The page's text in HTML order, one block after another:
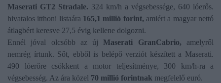
Maserati GT2 Stradale. 324 km/h a végsebessége, 640 lóerős.
hivatalos itthoni listaára 165,1 millió forint, amiért a magyar nettó
átlagbért keresve 27,5 évig kellene dolgozni.
Ennél jóval olcsóbb az új Maserati GranCabrio, amelyről
nemrég írtunk. Sőt, ebből is belépő verziót készített a Maserati.
490 lóerőre csökkent a motor teljesítménye, 300 km/h-ra a
végsebesség. Az ára közel 70 millió forintnak megfelelő euró.